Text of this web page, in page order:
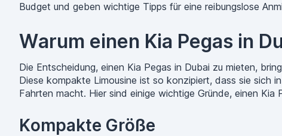
Budget und geben wichtige Tipps für eine reibungslose
Warum einen Kia Pegas in
Die Entscheidung, einen Kia Pegas in Dubai zu mieten,
Diese kompakte Limousine ist so konzipiert, dass sie sich
Fahrten macht. Hier sind einige wichtige Gründe, einen Kia
Kompakte Größe